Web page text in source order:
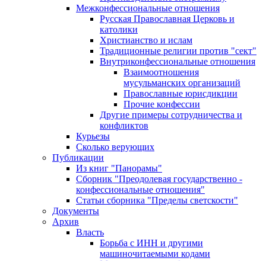
Межконфессиональные отношения
Русская Православная Церковь и
католики
Христианство и ислам
Традиционные религии против "сект"
Внутриконфессиональные отношения
Взаимоотношения
мусульманских организаций
Православные юрисдикции
Прочие конфессии
Другие примеры сотрудничества и
конфликтов
Курьезы
Сколько верующих
Публикации
Из книг "Панорамы"
Сборник "Преодолевая государственно -
конфессиональные отношения"
Статьи сборника "Пределы светскости"
Документы
Архив
Власть
Борьба с ИНН и другими
машиночитаемыми кодами